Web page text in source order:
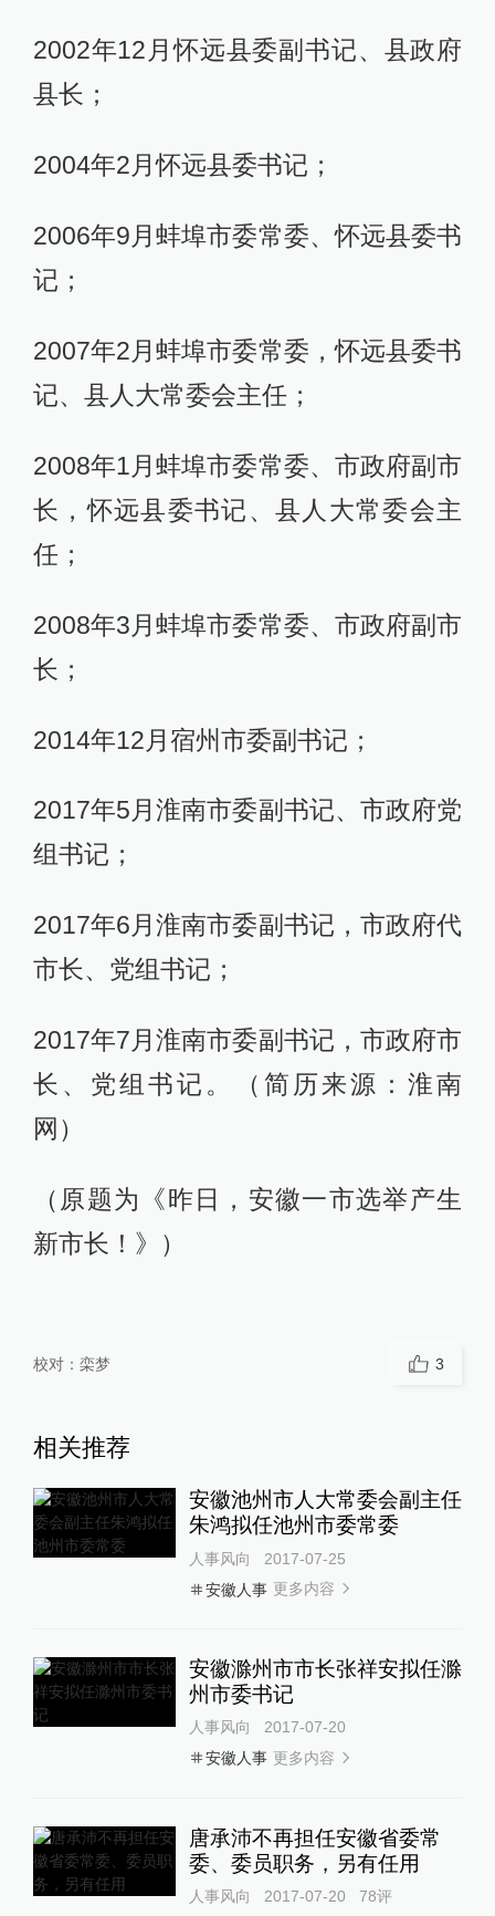
2002年12月怀远县委副书记、县政府
县长；
2004年2月怀远县委书记；
2006年9月蚌埠市委常委、怀远县委书
记；
2007年2月蚌埠市委常委，怀远县委书
记、县人大常委会主任；
2008年1月蚌埠市委常委、市政府副市
长，怀远县委书记、县人大常委会主
任；
2008年3月蚌埠市委常委、市政府副市
长；
2014年12月宿州市委副书记；
2017年5月淮南市委副书记、市政府党
组书记；
2017年6月淮南市委副书记，市政府代
市长、党组书记；
2017年7月淮南市委副书记，市政府市
长、党组书记。（简历来源：淮南
网）
（原题为《昨日，安徽一市选举产生
新市长！》）
校对： 栾梦 3
相关推荐
安徽池州市人大常委会副主任
朱鸿拟任池州市委常委
人事风向
2017-07-25
安徽人事 更多内容
安徽滁州市市长张祥安拟任滁
州市委书记
人事风向
2017-07-20
安徽人事 更多内容
唐承沛不再担任安徽省委常
委、委员职务，另有任用
人事风向 2017-07-20 78评